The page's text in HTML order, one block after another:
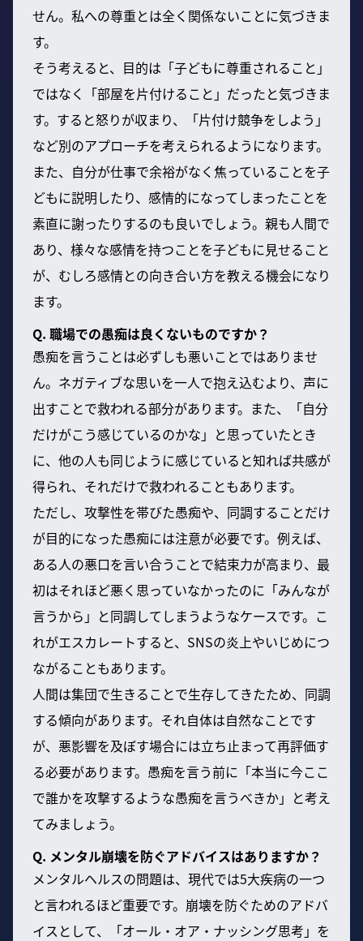
せん。私への尊重とは全く関係ないことに気づきま
す。
そう考えると、目的は「子どもに尊重されること」
ではなく「部屋を片付けること」だったと気づきま
す。すると怒りが収まり、「片付け競争をしよう」
など別のアプローチを考えられるようになります。
また、自分が仕事で余裕がなく焦っていることを子
どもに説明したり、感情的になってしまったことを
素直に謝ったりするのも良いでしょう。親も人間で
あり、様々な感情を持つことを子どもに見せること
が、むしろ感情との向き合い方を教える機会になり
ます。
Q. 職場での愚痴は良くないものですか？
愚痴を言うことは必ずしも悪いことではありませ
ん。ネガティブな思いを一人で抱え込むより、声に
出すことで救われる部分があります。また、「自分
だけがこう感じているのかな」と思っていたとき
に、他の人も同じように感じていると知れば共感が
得られ、それだけで救われることもあります。
ただし、攻撃性を帯びた愚痴や、同調することだけ
が目的になった愚痴には注意が必要です。例えば、
ある人の悪口を言い合うことで結束力が高まり、最
初はそれほど悪く思っていなかったのに「みんなが
言うから」と同調してしまうようなケースです。こ
れがエスカレートすると、SNSの炎上やいじめにつ
ながることもあります。
人間は集団で生きることで生存してきたため、同調
する傾向があります。それ自体は自然なことです
が、悪影響を及ぼす場合には立ち止まって再評価す
る必要があります。愚痴を言う前に「本当に今ここ
で誰かを攻撃するような愚痴を言うべきか」と考え
てみましょう。
Q. メンタル崩壊を防ぐアドバイスはありますか？
メンタルヘルスの問題は、現代では5大疾病の一つ
と言われるほど重要です。崩壊を防ぐためのアドバ
イスとして、「オール・オア・ナッシング思考」を